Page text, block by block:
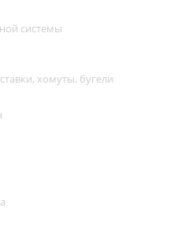
системы
хомуты, бугели